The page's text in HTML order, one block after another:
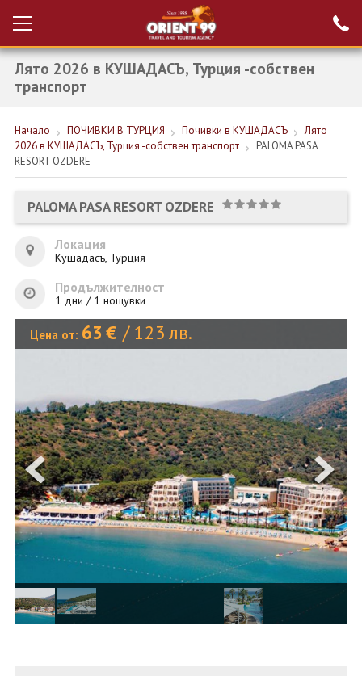
Вход за агенти
Проверка на
резервация
НОВА ГОДИНА ТУРЦИЯ
НОВА ГОДИНА
ПОЧИВКИ
КРУИЗИ
ЕКЗОТИКА
ФИРМЕНИ ДОКУМЕНТИ
0700 144 34 Запитване
ПОСЛЕДВАЙТЕ НИ
Лято 2026 в КУШАДАСЪ, Турция -собствен
транспорт
Начало ПОЧИВКИ В ТУРЦИЯ Почивки в КУШАДАСЪ
Лято
2026 в КУШАДАСЪ, Турция -собствен транспорт
PALOMA PASA
RESORT OZDERE
PALOMA PASA RESORT OZDERE
Локация
Кушадасъ, Турция
Продължителност
1 дни / 1 нощувки
Цена от: 63 € / 123 лв.